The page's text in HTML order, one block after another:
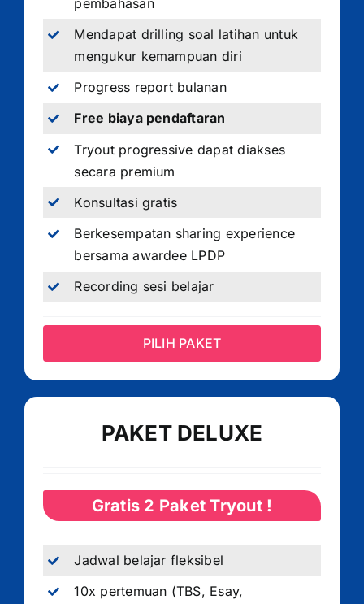
Mendapat drilling soal latihan untuk
mengukur kemampuan diri
Progress report bulanan
Free biaya pendaftaran
Tryout progressive dapat diakses
secara premium
Konsultasi gratis
Berkesempatan sharing experience
bersama awardee LPDP
Recording sesi belajar
PILIH PAKET
PAKET DELUXE
Gratis 2 Paket Tryout !
Jadwal belajar fleksibel
10x pertemuan (TBS, Esay,